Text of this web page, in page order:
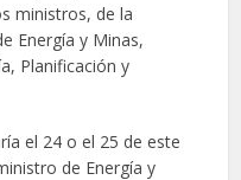
ministros, de la
Energía y Minas,
Planificación y
el 24 o el 25 de este
de Energía y